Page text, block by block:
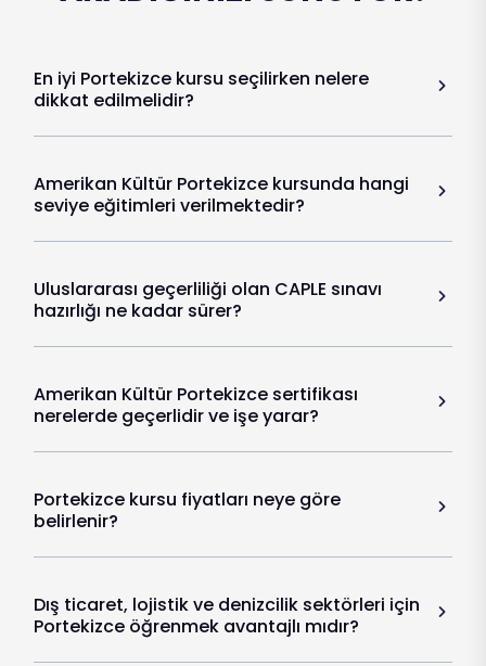
En iyi Portekizce kursu seçilirken nelere
dikkat edilmelidir?
Amerikan Kültür Portekizce kursunda hangi
seviye eğitimleri verilmektedir?
Uluslararası geçerliliği olan CAPLE sınavı
hazırlığı ne kadar sürer?
Amerikan Kültür Portekizce sertifikası
nerelerde geçerlidir ve işe yarar?
Portekizce kursu fiyatları neye göre
belirlenir?
Dış ticaret, lojistik ve denizcilik sektörleri için
Portekizce öğrenmek avantajlı mıdır?